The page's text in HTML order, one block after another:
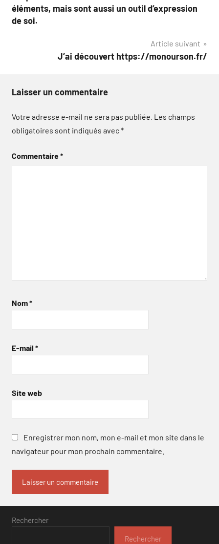
éléments, mais sont aussi un outil d’expression
de soi.
Article suivant
J’ai découvert https://monourson.fr/
Laisser un commentaire
Votre adresse e-mail ne sera pas publiée. Les champs
obligatoires sont indiqués avec*
Commentaire*
Nom*
E-mail *
Site web
Enregistrer mon nom, mon e-mail et mon site dans le
navigateur pour mon prochain commentaire.
Rechercher
Rechercher